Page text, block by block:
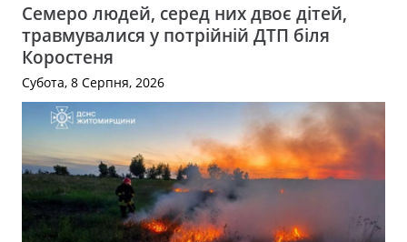
Семеро людей, серед них двоє дітей,
травмувалися у потрійній ДТП біля
Коростеня
Субота, 8 Серпня, 2026